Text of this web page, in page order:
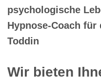
psychologische
Hypnose-Coach für
Toddin
Wir bieten